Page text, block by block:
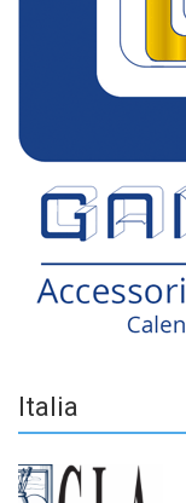
Italia